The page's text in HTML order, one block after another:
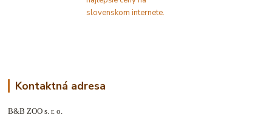
Kontaktná adresa
B&B ZOO s. r. o.